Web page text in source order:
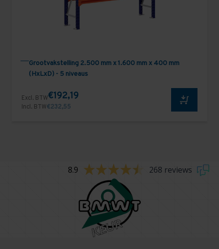
Grootvakstelling 2.500 mm x 1.600 mm x 400 mm
(HxLxD) - 5 niveaus
Excl. BTW€192,19
Incl. BTW€232,55
8.9 268 reviews